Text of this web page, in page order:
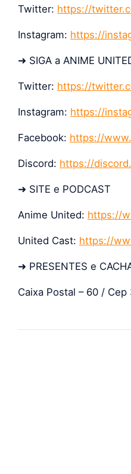
Twitter: https://
Instagram: https://
➜ SIGA a ANIME
Twitter: https://
Instagram: https://
Facebook: https://
Discord: https://
➜ SITE e PODCAST
Anime United: https://
United Cast: https://
➜ PRESENTES e
Caixa Postal – 60 /